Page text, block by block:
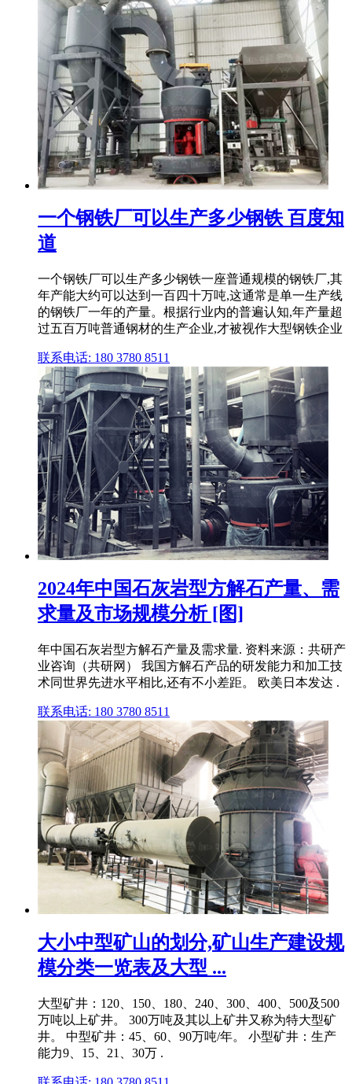
一个钢铁厂可以生产多少钢铁 百度知
道
一个钢铁厂可以生产多少钢铁一座普通规模的钢铁厂,其
年产能大约可以达到一百四十万吨,这通常是单一生产线
的钢铁厂一年的产量。根据行业内的普遍认知,年产量超
过五百万吨普通钢材的生产企业,才被视作大型钢铁企业
联系电话: 180 3780 8511
2024年中国石灰岩型方解石产量、需
求量及市场规模分析 [图]
年中国石灰岩型方解石产量及需求量. 资料来源：共研产
业咨询（共研网） 我国方解石产品的研发能力和加工技
术同世界先进水平相比,还有不小差距。 欧美日本发达 .
联系电话: 180 3780 8511
大小中型矿山的划分,矿山生产建设规
模分类一览表及大型 ...
大型矿井：120、150、180、240、300、400、500及500
万吨以上矿井。 300万吨及其以上矿井又称为特大型矿
井。 中型矿井：45、60、90万吨/年。 小型矿井：生产
能力9、15、21、30万 .